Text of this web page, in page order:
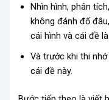
Nhìn hình, phân
không đánh đố
cái hình và cái đề
Và trước khi thi
cái đề này.